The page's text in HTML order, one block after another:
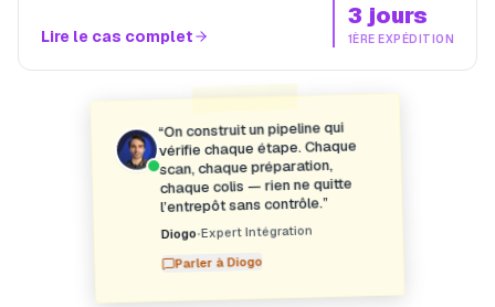
Lire le cas complet
3 jours
1ÈRE EXPÉDITION
“On construit un pipeline qui
vérifie chaque étape. Chaque
scan, chaque préparation,
chaque colis — rien ne quitte
l’entrepôt sans contrôle.”
Diogo•Expert Intégration
Parler àDiogo